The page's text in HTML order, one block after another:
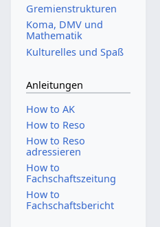
Gremienstrukturen
Koma, DMV und
Mathematik
Kulturelles und Spaß
Anleitungen
How to AK
How to Reso
How to Reso
adressieren
How to
Fachschaftszeitung
How to
Fachschaftsbericht